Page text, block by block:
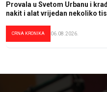
Provala u Svetom Urbanu i
nakit i alat vrijedan nekoliko
CRNA KRONIKA 06.08.2026.